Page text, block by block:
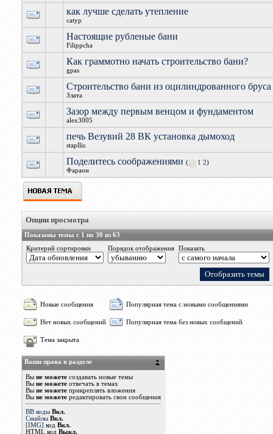
как лучше сделать утепление
catyp
Настоящие рубленые бани
Filippcha
Как граммотно начать строительство бани?
gpas
Строительство бани из оцилиндрованного бруса
Злата
Зазор между первым венцом и фундаментом
alex3005
печь Везувий 28 ВК установка дымоход
stapllis
Поделитесь соображениями ( 1 2)
Фараон
Опции просмотра
Показаны темы с 1 по 30 из 63
Критерий сортировки
Порядок отображения Показать
Новые сообщения Популярная тема с новыми сообщениями
Нет новых сообщений Популярная тема без новых сообщений
Тема закрыта
Ваши права в разделе
Вы не можетесоздавать новые темы
Вы не можетеотвечать в темах
Вы не можетеприкреплять вложения
Вы не можетередактировать свои сообщения
BB коды Вкл.
Смайлы Вкл.
[IMG] код Вкл.
HTML код Выкл.